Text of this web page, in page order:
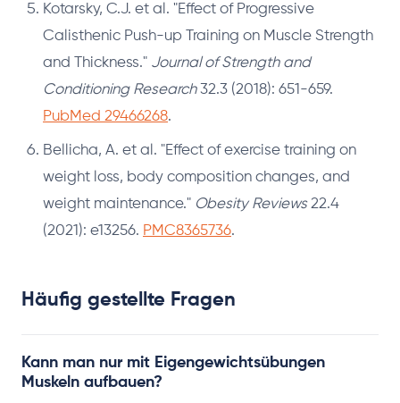
Kotarsky, C.J. et al. "Effect of Progressive
Calisthenic Push-up Training on Muscle Strength
and Thickness." Journal of Strength and
Conditioning Research32.3 (2018): 651-659.
PubMed 29466268.
Bellicha, A. et al. "Effect of exercise training on
weight loss, body composition changes, and
weight maintenance." Obesity Reviews22.4
(2021): e13256. PMC8365736.
Häufig gestellte Fragen
Kann man nur mit Eigengewichtsübungen
Muskeln aufbauen?